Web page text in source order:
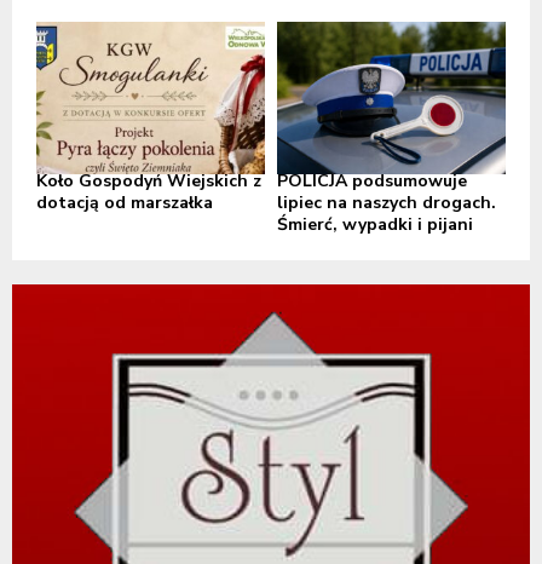
Koło Gospodyń Wiejskich z
dotacją od marszałka
POLICJA podsumowuje
lipiec na naszych drogach.
Śmierć, wypadki i pijani